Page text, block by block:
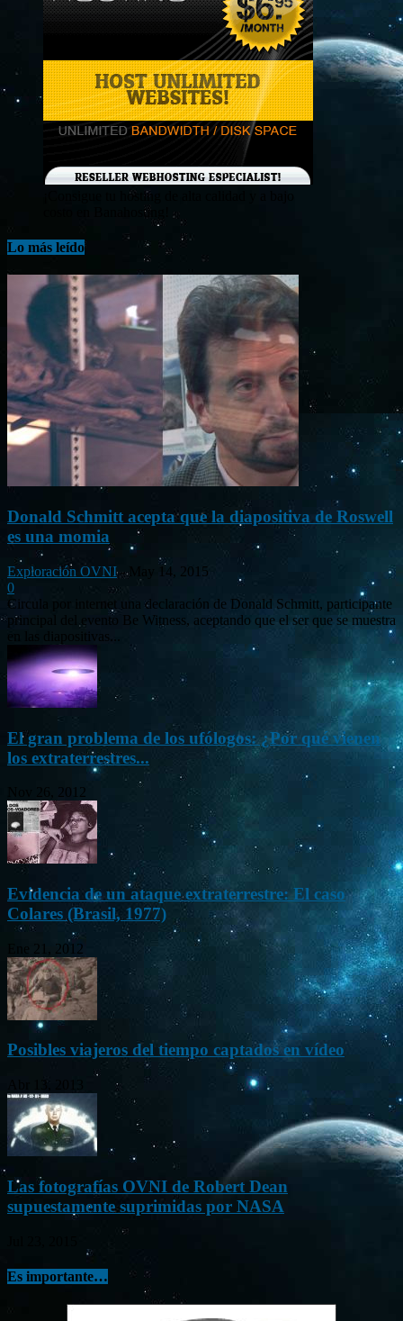
¡Consigue tu hosting de alta calidad y a bajo
costo en Banahosting!
Lo más leído
Donald Schmitt acepta que la diapositiva de Roswell
es una momia
Exploración OVNI - May 14, 2015
0
Circula por internet una declaración de Donald Schmitt, participante
principal del evento Be Witness, aceptando que el ser que se muestra
en las diapositivas...
El gran problema de los ufólogos: ¿Por qué vienen
los extraterrestres...
Nov 26, 2012
Evidencia de un ataque extraterrestre: El caso
Colares (Brasil, 1977)
Ene 21, 2012
Posibles viajeros del tiempo captados en vídeo
Las fotografías OVNI de Robert Dean
supuestamente suprimidas por NASA
Es importante…